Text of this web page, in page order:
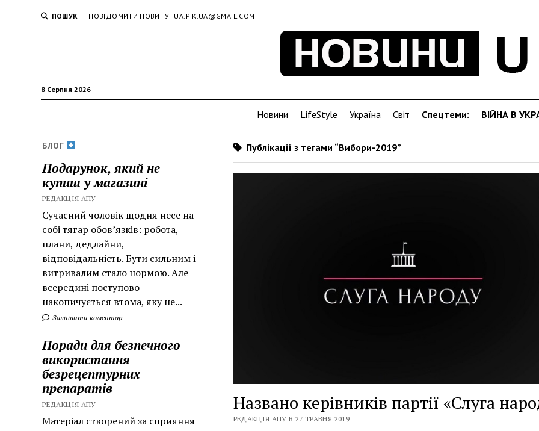
ПОШУК ПОВІДОМИТИ НОВИНУ UA.PIK.UA@GMAIL.COM
8 Серпня 2026
Новини LifeStyle Україна Світ Спецтеми: ВІЙНА В
БЛОГ
Подарунок, який не
купиш у магазині
РЕДАКЦІЯ АПУ
Сучасний чоловік щодня несе на
собі тягар обов’язків: робота,
плани, дедлайни,
відповідальність. Бути сильним і
витривалим стало нормою. Але
всередині поступово
накопичується втома, яку не...
Залишити коментар
Поради для безпечного
використання
безрецептурних
препаратів
РЕДАКЦІЯ АПУ
Матеріал створений за сприяння
Публікації з тегами “Вибори-2019”
Названо керівників партії «Слуга
РЕДАКЦІЯ АПУ В 27 ТРАВНЯ 2019